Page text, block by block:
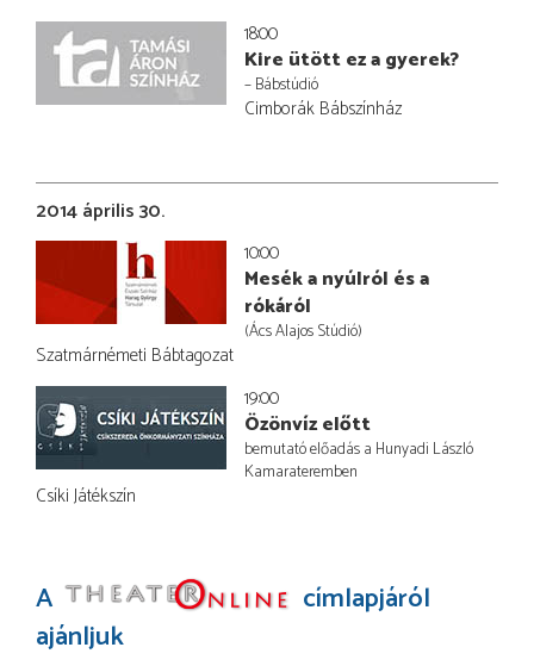
18:00
Kire ütött ez a gyerek?
– Bábstúdió
Cimborák Bábszínház
2014 április 30.
10:00
Mesék a nyúlról és a
rókáról
(Ács Alajos Stúdió)
Szatmárnémeti Bábtagozat
19:00
Özönvíz előtt
bemutató előadás a Hunyadi László
Kamarateremben
Csíki Játékszín
A
címlapjáról
ajánljuk